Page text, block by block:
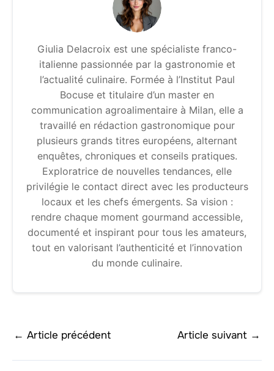
Giulia Delacroix est une spécialiste franco-
italienne passionnée par la gastronomie et
l’actualité culinaire. Formée à l’Institut Paul
Bocuse et titulaire d’un master en
communication agroalimentaire à Milan, elle a
travaillé en rédaction gastronomique pour
plusieurs grands titres européens, alternant
enquêtes, chroniques et conseils pratiques.
Exploratrice de nouvelles tendances, elle
privilégie le contact direct avec les producteurs
locaux et les chefs émergents. Sa vision :
rendre chaque moment gourmand accessible,
documenté et inspirant pour tous les amateurs,
tout en valorisant l’authenticité et l’innovation
du monde culinaire.
← Article précédent Article suivant →